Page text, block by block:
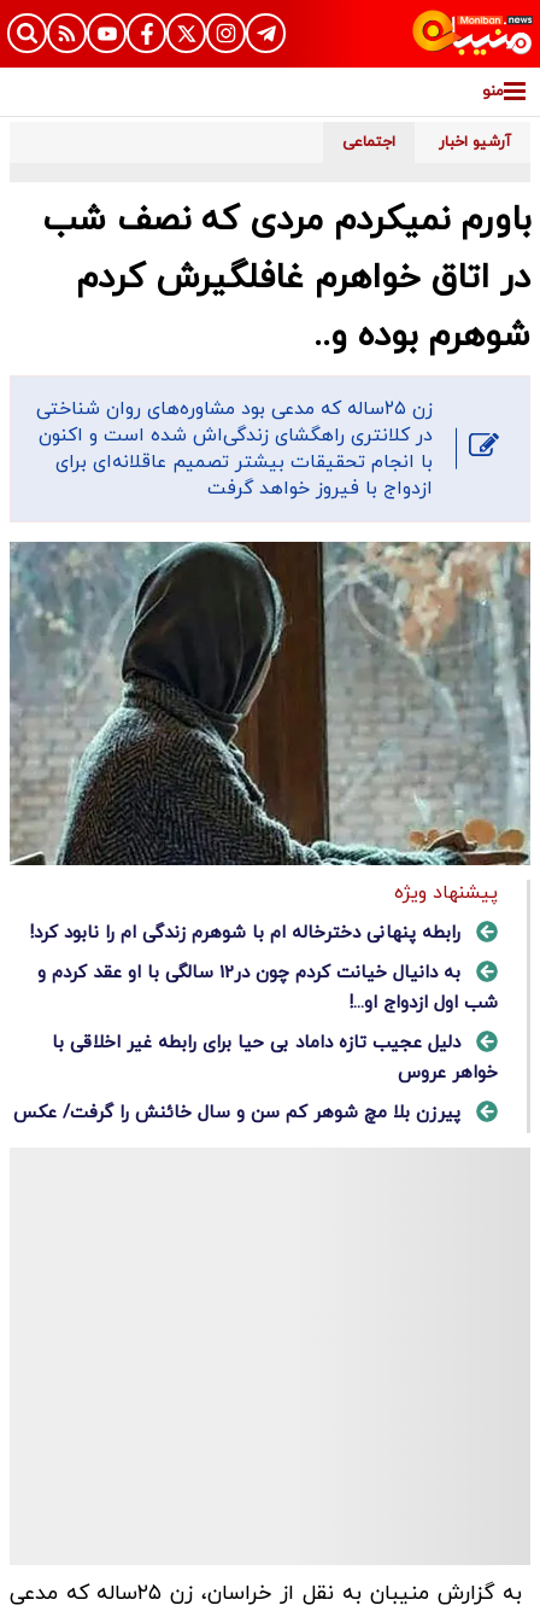
منو
آرشیو اخبار اجتماعی
باورم نمیکردم مردی که نصف شب
در اتاق خواهرم غافلگیرش کردم
شوهرم بوده و..
زن ۲۵ساله که مدعی بود مشاوره‌های روان شناختی
در کلانتری راهگشای زندگی‌اش شده است و اکنون
با انجام تحقیقات بیشتر تصمیم عاقلانه‌ای برای
ازدواج با فیروز خواهد گرفت
پیشنهاد ویژه
رابطه پنهانی دخترخاله ام با شوهرم زندگی ام را نابود کرد!
به دانیال خیانت کردم چون در12 سالگی با او عقد کردم و
شب اول ازدواج او...!
دلیل عجیب تازه داماد بی حیا برای رابطه غیر اخلاقی با
خواهر عروس
پیرزن بلا مچ شوهر کم سن و سال خائنش را گرفت/ عکس
به گزارش منیبان به نقل از خراسان، زن ۲۵ساله که مدعی